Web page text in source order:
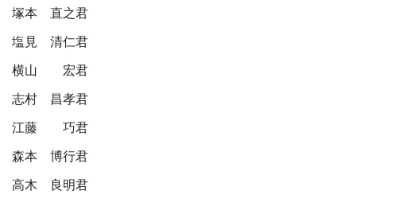
塚本 直之君
塩見 清仁君
横山 宏君
志村 昌孝君
江藤 巧君
森本 博行君
高木 良明君